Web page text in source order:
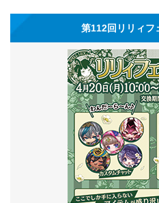
第112回リリィフ